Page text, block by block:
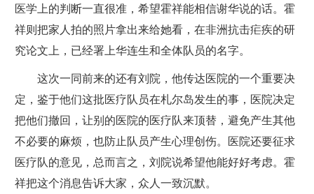
医学上的判断一直很准，希望霍祥能相信谢华说的话。霍
祥则把家人拍的照片拿出来给她看，在非洲抗击疟疾的研
究论文上，已经署上华连生和全体队员的名字。
这次一同前来的还有刘院，他传达医院的一个重要决
定，鉴于他们这批医疗队员在札尔岛发生的事，医院决定
把他们撤回，让别的医院的医疗队来顶替，避免产生其他
不必要的麻烦，也防止队员产生心理创伤。医院还要征求
医疗队的意见，总而言之，刘院说希望他能好好考虑。霍
祥把这个消息告诉大家，众人一致沉默。